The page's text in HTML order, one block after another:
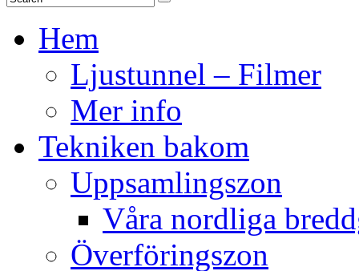
Hem
Ljustunnel – Filmer
Mer info
Tekniken bakom
Uppsamlingszon
Våra nordliga
Överföringszon